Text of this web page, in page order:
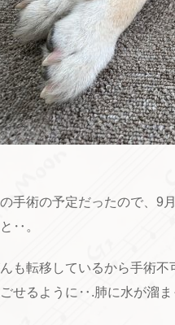
手術の予定だったので、9
‥。
も転移しているから手術
せるように‥.肺に水が溜